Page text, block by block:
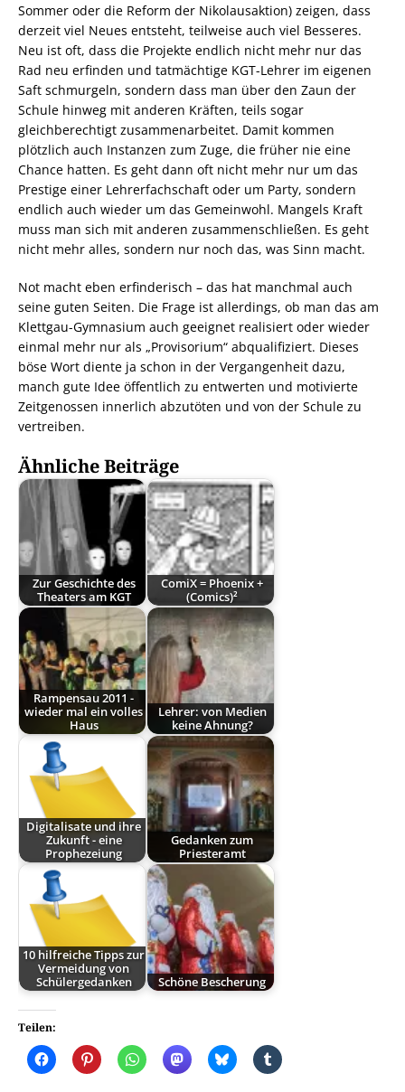
Sommer oder die Reform der Nikolausaktion) zeigen, dass
derzeit viel Neues entsteht, teilweise auch viel Besseres.
Neu ist oft, dass die Projekte endlich nicht mehr nur das
Rad neu erfinden und tatmächtige KGT-Lehrer im eigenen
Saft schmurgeln, sondern dass man über den Zaun der
Schule hinweg mit anderen Kräften, teils sogar
gleichberechtigt zusammenarbeitet. Damit kommen
plötzlich auch Instanzen zum Zuge, die früher nie eine
Chance hatten. Es geht dann oft nicht mehr nur um das
Prestige einer Lehrerfachschaft oder um Party, sondern
endlich auch wieder um das Gemeinwohl. Mangels Kraft
muss man sich mit anderen zusammenschließen. Es geht
nicht mehr alles, sondern nur noch das, was Sinn macht.
Not macht eben erfinderisch – das hat manchmal auch
seine guten Seiten. Die Frage ist allerdings, ob man das am
Klettgau-Gymnasium auch geeignet realisiert oder wieder
einmal mehr nur als „Provisorium“ abqualifiziert. Dieses
böse Wort diente ja schon in der Vergangenheit dazu,
manch gute Idee öffentlich zu entwerten und motivierte
Zeitgenossen innerlich abzutöten und von der Schule zu
vertreiben.
Ähnliche Beiträge
Zur Geschichte des
Theaters am KGT
ComiX = Phoenix +
(Comics)²
Rampensau 2011 -
wieder mal ein volles
Haus
Lehrer: von Medien
keine Ahnung?
Digitalisate und ihre
Zukunft - eine
Prophezeiung
Gedanken zum
Priesteramt
10 hilfreiche Tipps zur
Vermeidung von
Schülergedanken
Schöne Bescherung
Teilen: